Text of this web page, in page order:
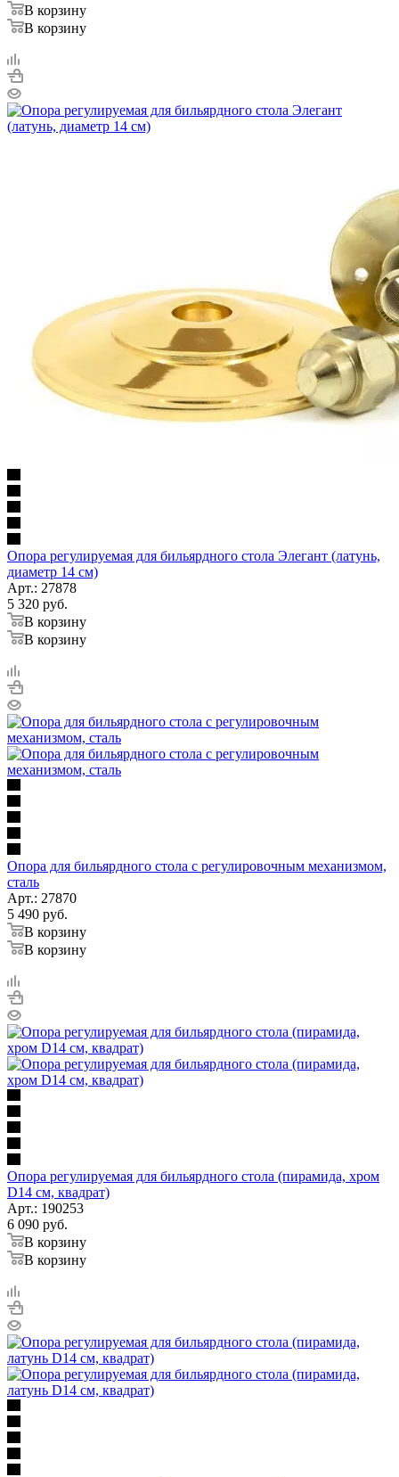
В корзину
В корзину
Опора регулируемая для бильярдного стола Элегант (латунь,
диаметр 14 см)
Арт.: 27878
5 320 руб.
В корзину
В корзину
Опора для бильярдного стола с регулировочным механизмом,
сталь
Арт.: 27870
5 490 руб.
В корзину
В корзину
Опора регулируемая для бильярдного стола (пирамида, хром
D14 см, квадрат)
Арт.: 190253
6 090 руб.
В корзину
В корзину